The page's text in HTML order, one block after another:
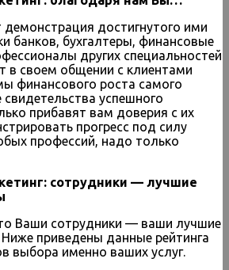
достигнутого ими
банков, бухгалтеры, финансовые
других специальностей
в своем общении с клиентами
финансового роста самого
успешного
прибавят вам доверия с их
прогресс под силу
профессий, надо только
сотрудники — лучшие
Ваши сотрудники — ваши лучшие
приведены данные рейтинга
выбора именно ваших услуг.